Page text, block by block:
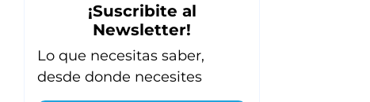
¡Suscribite al
Newsletter!
Lo que necesitas saber,
desde donde necesites